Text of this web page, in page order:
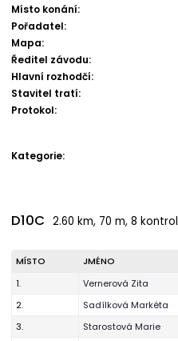
Místo konání:
Pořadatel:
Mapa:
Ředitel závodu:
Hlavní rozhodčí:
Stavitel tratí:
Protokol:
Kategorie:
D10C 2.60 km, 70 m, 8 kontrol
MÍSTO JMÉNO
1.
Vernerová Zita
2.
Sadílková Markéta
3.
Starostová Marie